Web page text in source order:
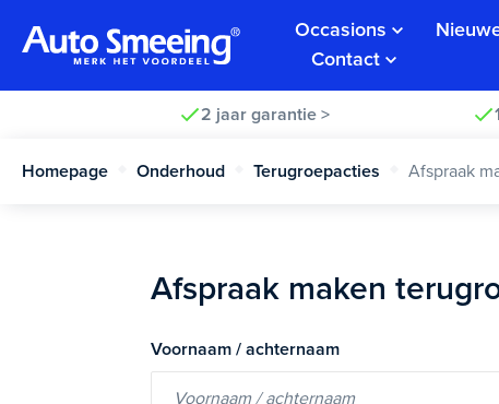
Occasions
Contact
2 jaar garantie >
Homepage Onderhoud Terugroepacties Afspraak
Afspraak maken
Voornaam / achternaam